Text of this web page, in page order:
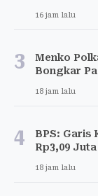
16 jam lalu
3
Menko
Bongkar
18 jam lalu
4
BPS: Garis
Rp3,09
18 jam lalu